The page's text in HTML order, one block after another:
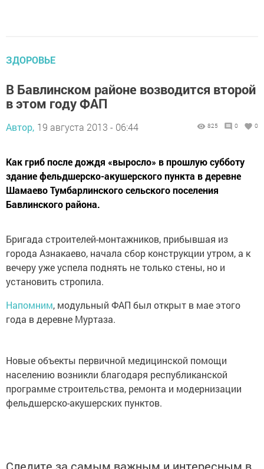
ЗДОРОВЬЕ
В Бавлинском районе возводится второй
в этом году ФАП
Автор, 19 августа 2013 - 06:44 825 0 0
Как гриб после дождя «выросло» в прошлую субботу
здание фельдшерско-акушерского пункта в деревне
Шамаево Тумбарлинского сельского поселения
Бавлинского района.
Бригада строителей-монтажников, прибывшая из
города Азнакаево, начала сбор конструкции утром, а к
вечеру уже успела поднять не только стены, но и
установить стропила.
Напомним, модульный ФАП был открыт в мае этого
года в деревне Муртаза.
Новые объекты первичной медицинской помощи
населению возникли благодаря республиканской
программе строительства, ремонта и модернизации
фельдшерско-акушерских пунктов.